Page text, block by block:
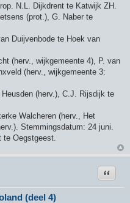
N.L. Dijkdrent te Katwijk ZH.
(prot.), G. Naber te
Duijvenbode te Hoek van
(herv., wijkgemeente 4), P. van
(herv., wijkgemeente 3:
(herv.), C.J. Rijsdijk te
Walcheren (herv., Het
Stemmingsdatum: 24 juni.
te Oegstgeest.
(deel 4)
Citeer